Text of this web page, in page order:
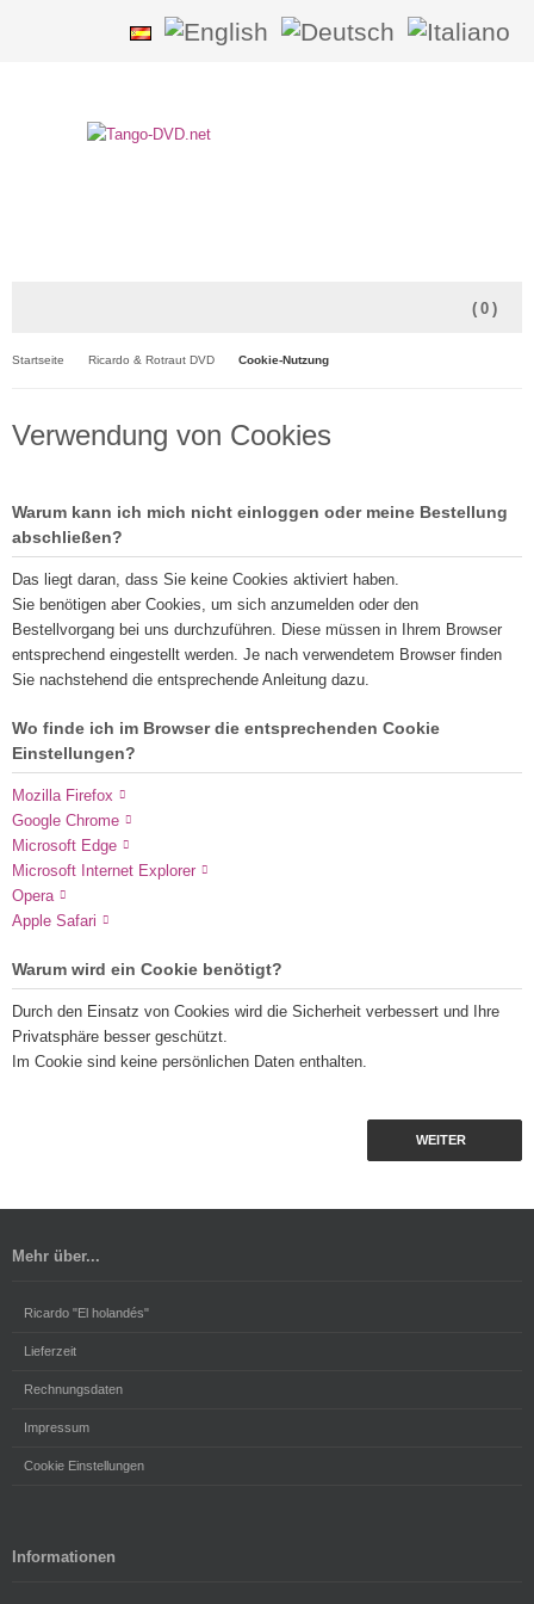
( 0 )
Startseite Ricardo & Rotraut DVD Cookie-Nutzung
Verwendung von Cookies
Warum kann ich mich nicht einloggen oder meine Bestellung
abschließen?
Das liegt daran, dass Sie keine Cookies aktiviert haben.
Sie benötigen aber Cookies, um sich anzumelden oder den
Bestellvorgang bei uns durchzuführen. Diese müssen in Ihrem Browser
entsprechend eingestellt werden. Je nach verwendetem Browser finden
Sie nachstehend die entsprechende Anleitung dazu.
Wo finde ich im Browser die entsprechenden Cookie
Einstellungen?
Mozilla Firefox
Google Chrome
Microsoft Edge
Microsoft Internet Explorer
Opera
Apple Safari
Warum wird ein Cookie benötigt?
Durch den Einsatz von Cookies wird die Sicherheit verbessert und Ihre
Privatsphäre besser geschützt.
Im Cookie sind keine persönlichen Daten enthalten.
WEITER
Mehr über...
Ricardo "El holandés"
Lieferzeit
Rechnungsdaten
Impressum
Cookie Einstellungen
Informationen